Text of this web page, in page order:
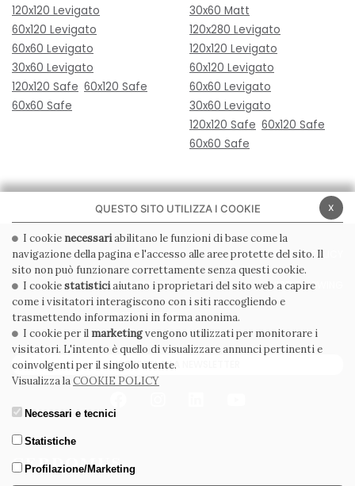
120x120 Levigato
60x120 Levigato
60x60 Levigato
30x60 Levigato
120x120 Safe 60x120 Safe
60x60 Safe
30x60 Matt
120x280 Levigato
120x120 Levigato
60x120 Levigato
60x60 Levigato
30x60 Levigato
120x120 Safe 60x120 Safe
60x60 Safe
PRIVACY POLICY COOKIE POLICY
CONDIZIONI GENERALI WHISTLEBLOWING
CODICE ETICO
ISCRIVITI ALLA NEWSLETTER
x
QUESTO SITO UTILIZZA I COOKIE
I cookie necessariabilitano le funzioni di base come la
navigazione della pagina e l'accesso alle aree protette del sito. Il
sito non può funzionare correttamente senza questi cookie.
I cookiestatisticiaiutano i proprietari del sito web a capire
come i visitatori interagiscono con i siti raccogliendo e
trasmettendo informazioni in forma anonima.
I cookie per il marketingvengono utilizzati per monitorare i
visitatori. L'intento è quello di visualizzare annunci pertinenti e
coinvolgenti per il singolo utente.
Visualizza laCOOKIE POLICY
Necessari e tecnici
Statistiche
Profilazione/Marketing